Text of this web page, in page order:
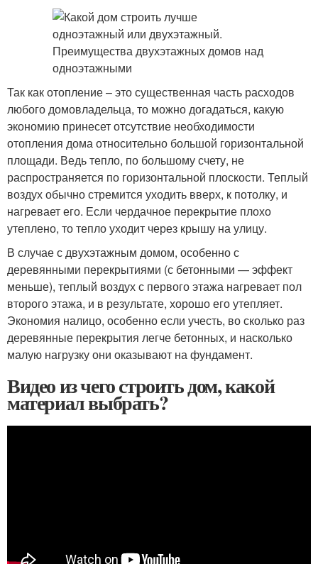
Так как отопление – это существенная часть расходов
любого домовладельца, то можно догадаться, какую
экономию принесет отсутствие необходимости
отопления дома относительно большой горизонтальной
площади. Ведь тепло, по большому счету, не
распространяется по горизонтальной плоскости. Теплый
воздух обычно стремится уходить вверх, к потолку, и
нагревает его. Если чердачное перекрытие плохо
утеплено, то тепло уходит через крышу на улицу.
В случае с двухэтажным домом, особенно с
деревянными перекрытиями (с бетонными — эффект
меньше), теплый воздух с первого этажа нагревает пол
второго этажа, и в результате, хорошо его утепляет.
Экономия налицо, особенно если учесть, во сколько раз
деревянные перекрытия легче бетонных, и насколько
малую нагрузку они оказывают на фундамент.
Видео из чего строить дом, какой
материал выбрать?